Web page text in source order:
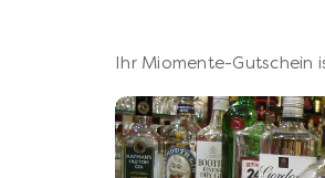
Ihr Miomente-Gutschein